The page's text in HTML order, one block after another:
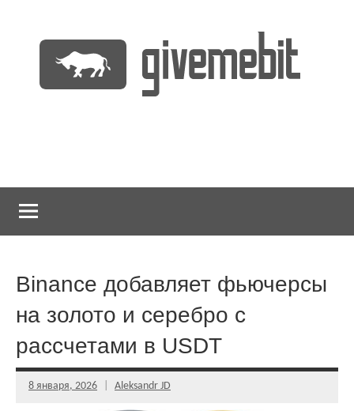
содержимому
Binance добавляет фьючерсы
на золото и серебро с
рассчетами в USDT
8 января, 2026 Aleksandr JD